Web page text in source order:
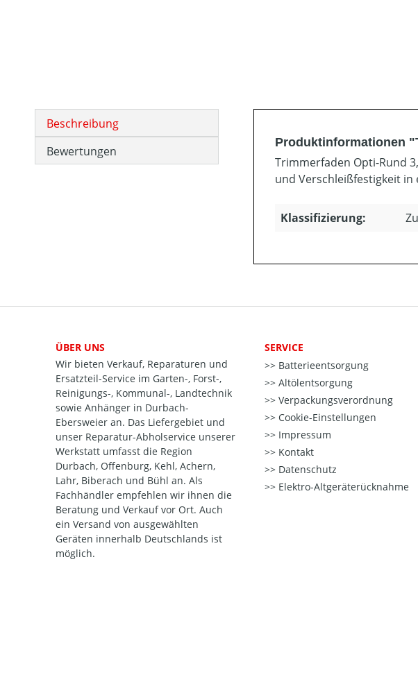
Beschreibung
Bewertungen
Produktinformationen
Trimmerfaden Opti-Rund
und Verschleißfestigkeit
Klassifizierung:
ÜBER UNS
Wir bieten Verkauf, Reparaturen und
Ersatzteil-Service im Garten-, Forst-,
Reinigungs-, Kommunal-, Landtechnik
sowie Anhänger in Durbach-
Ebersweier an. Das Liefergebiet und
unser Reparatur-Abholservice unserer
Werkstatt umfasst die Region
Durbach, Offenburg, Kehl, Achern,
Lahr, Biberach und Bühl an. Als
Fachhändler empfehlen wir ihnen die
Beratung und Verkauf vor Ort. Auch
ein Versand von ausgewählten
Geräten innerhalb Deutschlands ist
möglich.
SERVICE
Batterieentsorgung
Altölentsorgung
Verpackungsverordnung
Cookie-Einstellungen
Impressum
Kontakt
Datenschutz
Elektro-Altgeräterücknahme